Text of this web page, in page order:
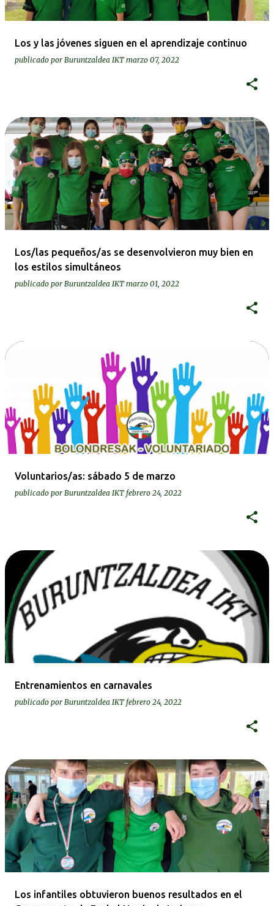
Los y las jóvenes siguen en el aprendizaje continuo
publicado por Buruntzaldea IKT marzo 07, 2022
Los/las pequeños/as se desenvolvieron muy bien en
los estilos simultáneos
publicado por Buruntzaldea IKT marzo 01, 2022
Voluntarios/as: sábado 5 de marzo
publicado por Buruntzaldea IKT febrero 24, 2022
Entrenamientos en carnavales
publicado por Buruntzaldea IKT febrero 24, 2022
Los infantiles obtuvieron buenos resultados en el